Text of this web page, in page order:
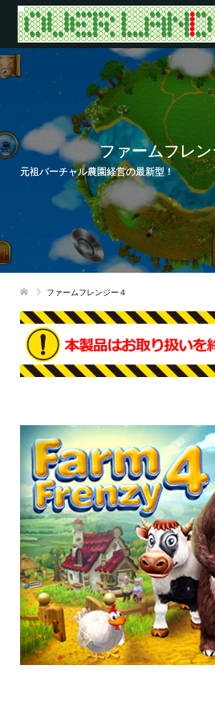
ファームフレ
元祖バーチャル農園経営の最新型！
ファームフレンジー４